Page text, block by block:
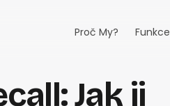
Proč My? Funkce
Jak ji